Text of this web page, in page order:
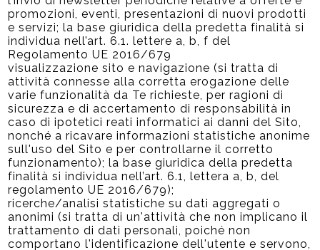
promozioni, eventi, presentazioni di nuovi prodotti
e servizi; la base giuridica della predetta finalità si
individua nell’art. 6.1. lettere a, b, f del
Regolamento UE 2016/679
visualizzazione sito e navigazione (si tratta di
attività connesse alla corretta erogazione delle
varie funzionalità da Te richieste, per ragioni di
sicurezza e di accertamento di responsabilità in
caso di ipotetici reati informatici ai danni del Sito,
nonché a ricavare informazioni statistiche anonime
sull'uso del Sito e per controllarne il corretto
funzionamento); la base giuridica della predetta
finalità si individua nell’art. 6.1, lettera a, b, del
regolamento UE 2016/679);
ricerche/analisi statistiche su dati aggregati o
anonimi (si tratta di un'attività che non implicano il
trattamento di dati personali, poiché non
comportano l'identificazione dell'utente e servono,